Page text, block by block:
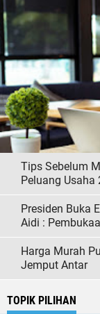
Tips Sebelum
Peluang
Presiden Buka
Aidi :
Harga Murah
Jemput Antar
TOPIK PILIHAN